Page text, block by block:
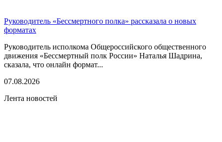
Руководитель «Бессмертного полка» рассказала о новых
форматах
Руководитель исполкома Общероссийского общественного
движения «Бессмертный полк России» Наталья Шадрина,
сказала, что онлайн формат...
07.08.2026
Лента новостей